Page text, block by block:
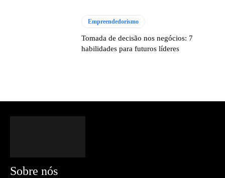
Empreendedorismo
Tomada de decisão nos negócios: 7
habilidades para futuros líderes
Sobre nós